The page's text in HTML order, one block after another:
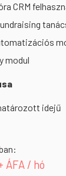
CRM
modul
idejű
ÁFA / hó